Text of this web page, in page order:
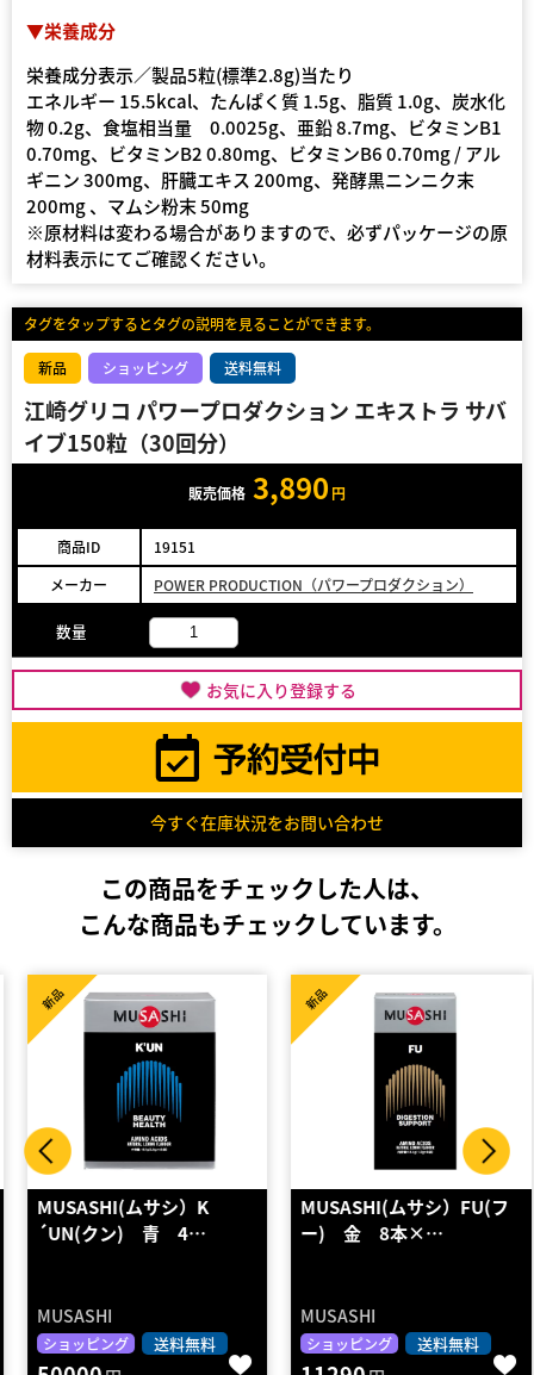
▼栄養成分
栄養成分表示／製品5粒(標準2.8g)当たり
エネルギー 15.5kcal、たんぱく質 1.5g、脂質 1.0g、炭水化
物 0.2g、食塩相当量 0.0025g、亜鉛 8.7mg、ビタミンB1
0.70mg、ビタミンB2 0.80mg、ビタミンB6 0.70mg / アル
ギニン 300mg、肝臓エキス 200mg、発酵黒ニンニク末
200mg 、マムシ粉末 50mg
※原材料は変わる場合がありますので、必ずパッケージの原
材料表示にてご確認ください。
タグをタップするとタグの説明を見ることができます。
新品 ショッピング 送料無料
江崎グリコ パワープロダクション エキストラ サバ
イブ150粒（30回分）
販売価格 3,890 円
商品ID
19151
メーカー
POWER PRODUCTION（パワープロダクション）
数量
お気に入り登録する
今すぐ在庫状況をお問い合わせ
この商品をチェックした人は、
こんな商品もチェックしています。
MUSASHI(ムサシ）K
´UN(クン) 青 4…
MUSASHI
ショッピング 送料無料
新品
MUSASHI(ムサシ）FU(フ
ー) 金 8本×…
MUSASHI
ショッピング 送料無料
新品